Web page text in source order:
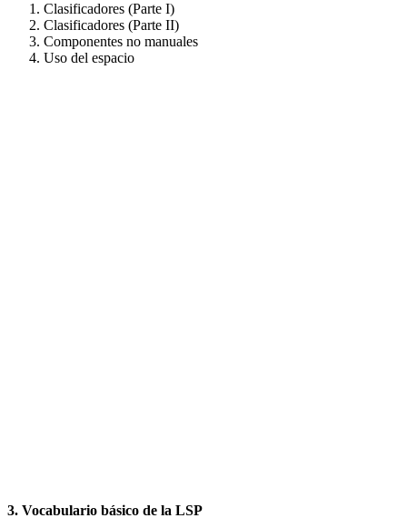
Clasificadores (Parte I)
Clasificadores (Parte II)
Componentes no manuales
Uso del espacio
3. Vocabulario básico de la LSP